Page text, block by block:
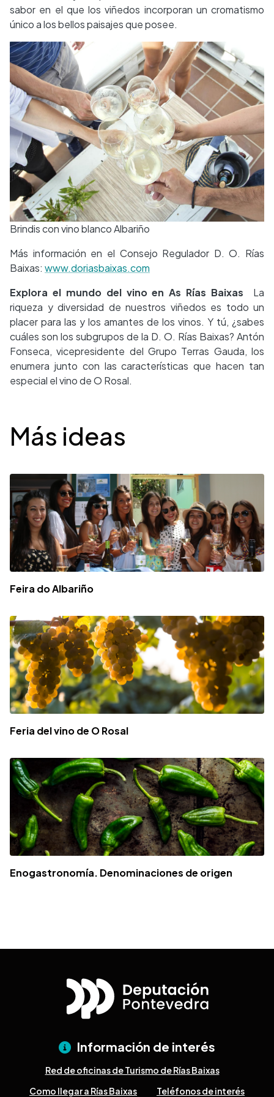
sabor en el que los viñedos incorporan un cromatismo
único a los bellos paisajes que posee.
Brindis con vino blanco Albariño
Más información en el Consejo Regulador D. O. Rías
Baixas: www.doriasbaixas.com
Explora el mundo del vino en As Rías Baixas La
riqueza y diversidad de nuestros viñedos es todo un
placer para las y los amantes de los vinos. Y tú, ¿sabes
cuáles son los subgrupos de la D. O. Rías Baixas? Antón
Fonseca, vicepresidente del Grupo Terras Gauda, los
enumera junto con las características que hacen tan
especial el vino de O Rosal.
Desplegable
Más ideas
Feira do Albariño
Feria del vino de O Rosal
Enogastronomía. Denominaciones de origen
Información de interés
Red de oficinas de Turismo de Rías Baixas
Como llegar a Rías Baixas
Teléfonos de interés